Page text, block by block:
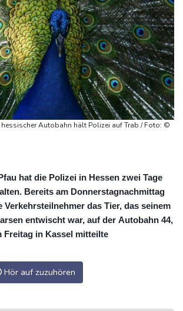
Autobahn hält Polizei auf Trab / Foto: ©
hat die Polizei in Hessen zwei Tage
Bereits am Donnerstagnachmittag
Verkehrsteilnehmer das Tier, das seinem
entwischt war, auf der Autobahn 44,
Freitag in Kassel mitteilte
Hör auf zuzuhören